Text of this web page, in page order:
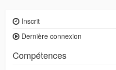
Inscrit
Dernière connexion
Compétences